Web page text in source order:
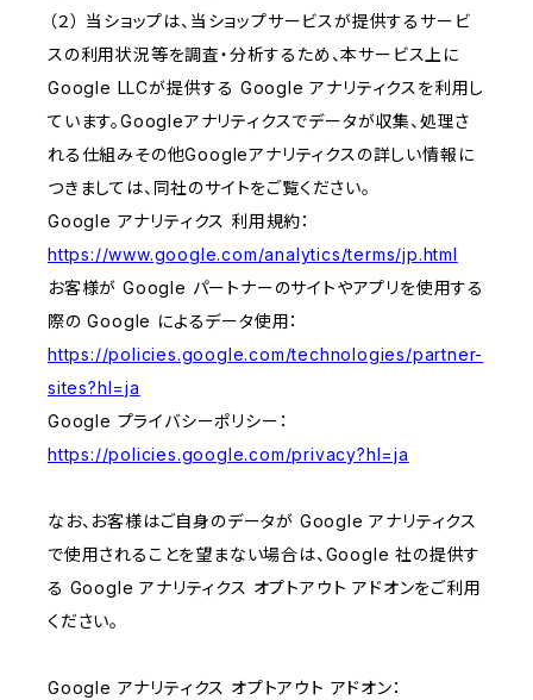
（２） 当ショップは、当ショップサービスが提供するサービ
スの利用状況等を調査・分析するため、本サービス上に
Google LLCが提供する Google アナリティクスを利用し
ています。Googleアナリティクスでデータが収集、処理さ
れる仕組みその他Googleアナリティクスの詳しい情報に
つきましては、同社のサイトをご覧ください。
Google アナリティクス 利用規約：
https://www.google.com/analytics/terms/jp.html
お客様が Google パートナーのサイトやアプリを使用する
際の Google によるデータ使用：
https://policies.google.com/technologies/partner-
sites?hl=ja
Google プライバシーポリシー：
https://policies.google.com/privacy?hl=ja
なお、お客様はご自身のデータが Google アナリティクス
で使用されることを望まない場合は、Google 社の提供す
る Google アナリティクス オプトアウト アドオンをご利用
ください。
Google アナリティクス オプトアウト アドオン：